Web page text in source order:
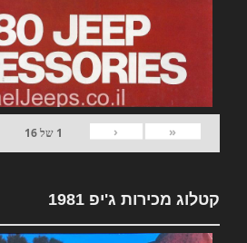
«
‹
1 של16
קטלוג מכירות ג'יפ 1981